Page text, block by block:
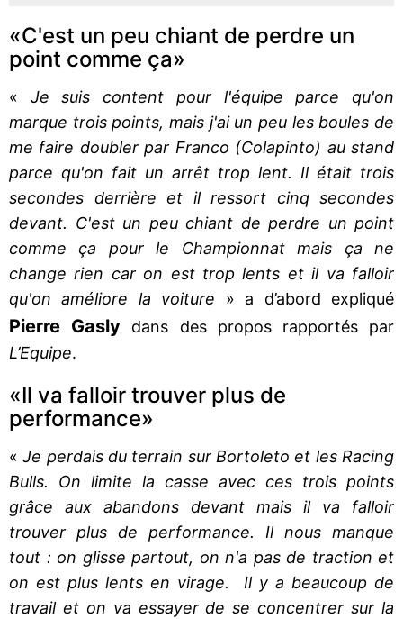
«C'est un peu chiant de perdre un
point comme ça»
« Je suis content pour l'équipe parce qu'on
marque trois points, mais j'ai un peu les boules de
me faire doubler par Franco (Colapinto) au stand
parce qu'on fait un arrêt trop lent. Il était trois
secondes derrière et il ressort cinq secondes
devant. C'est un peu chiant de perdre un point
comme ça pour le Championnat mais ça ne
change rien car on est trop lents et il va falloir
qu'on améliore la voiture » a d’abord expliqué
Pierre Gasly
dans des propos rapportés par
L’Equipe.
«Il va falloir trouver plus de
performance»
«Je perdais du terrain sur Bortoleto et les Racing
Bulls. On limite la casse avec ces trois points
grâce aux abandons devant mais il va falloir
trouver plus de performance. Il nous manque
tout : on glisse partout, on n'a pas de traction et
on est plus lents en virage. Il y a beaucoup de
travail et on va essayer de se concentrer sur la